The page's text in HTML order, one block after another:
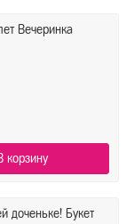
Вечеринка
корзину
доченьке! Букет